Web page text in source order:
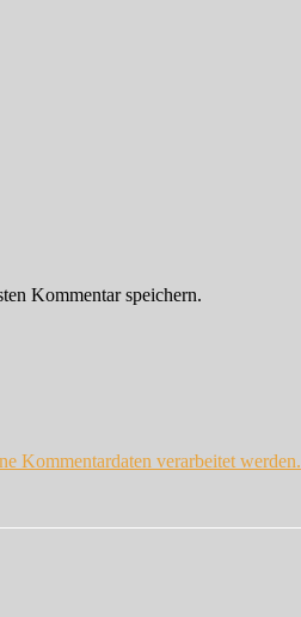
Kommentar speichern.
Kommentardaten verarbeitet werden.